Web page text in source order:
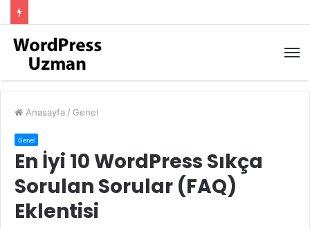
Anasayfa / Genel
Genel
En İyi 10 WordPress Sıkça
Sorulan Sorular (FAQ)
Eklentisi